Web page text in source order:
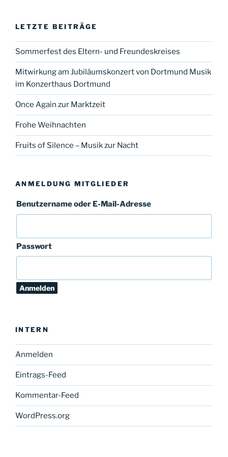
LETZTE BEITRÄGE
Sommerfest des Eltern- und Freundeskreises
Mitwirkung am Jubiläumskonzert von Dortmund Musik
im Konzerthaus Dortmund
Once Again zur Marktzeit
Frohe Weihnachten
Fruits of Silence – Musik zur Nacht
ANMELDUNG MITGLIEDER
Benutzername oder E-Mail-Adresse
Passwort
INTERN
Anmelden
Eintrags-Feed
Kommentar-Feed
WordPress.org